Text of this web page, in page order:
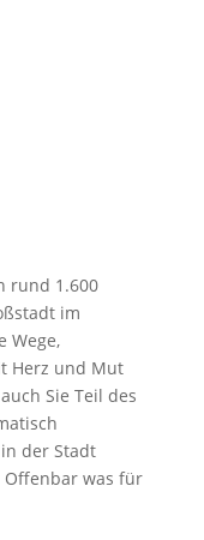
rund 1.600
im
Wege,
Herz und Mut
Sie Teil des
der Stadt
was für